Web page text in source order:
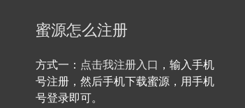
蜜源怎么注册
方式一： 点击我注册入口 ，输入手机
号注册，然后手机下载蜜源，用手机
号登录即可。